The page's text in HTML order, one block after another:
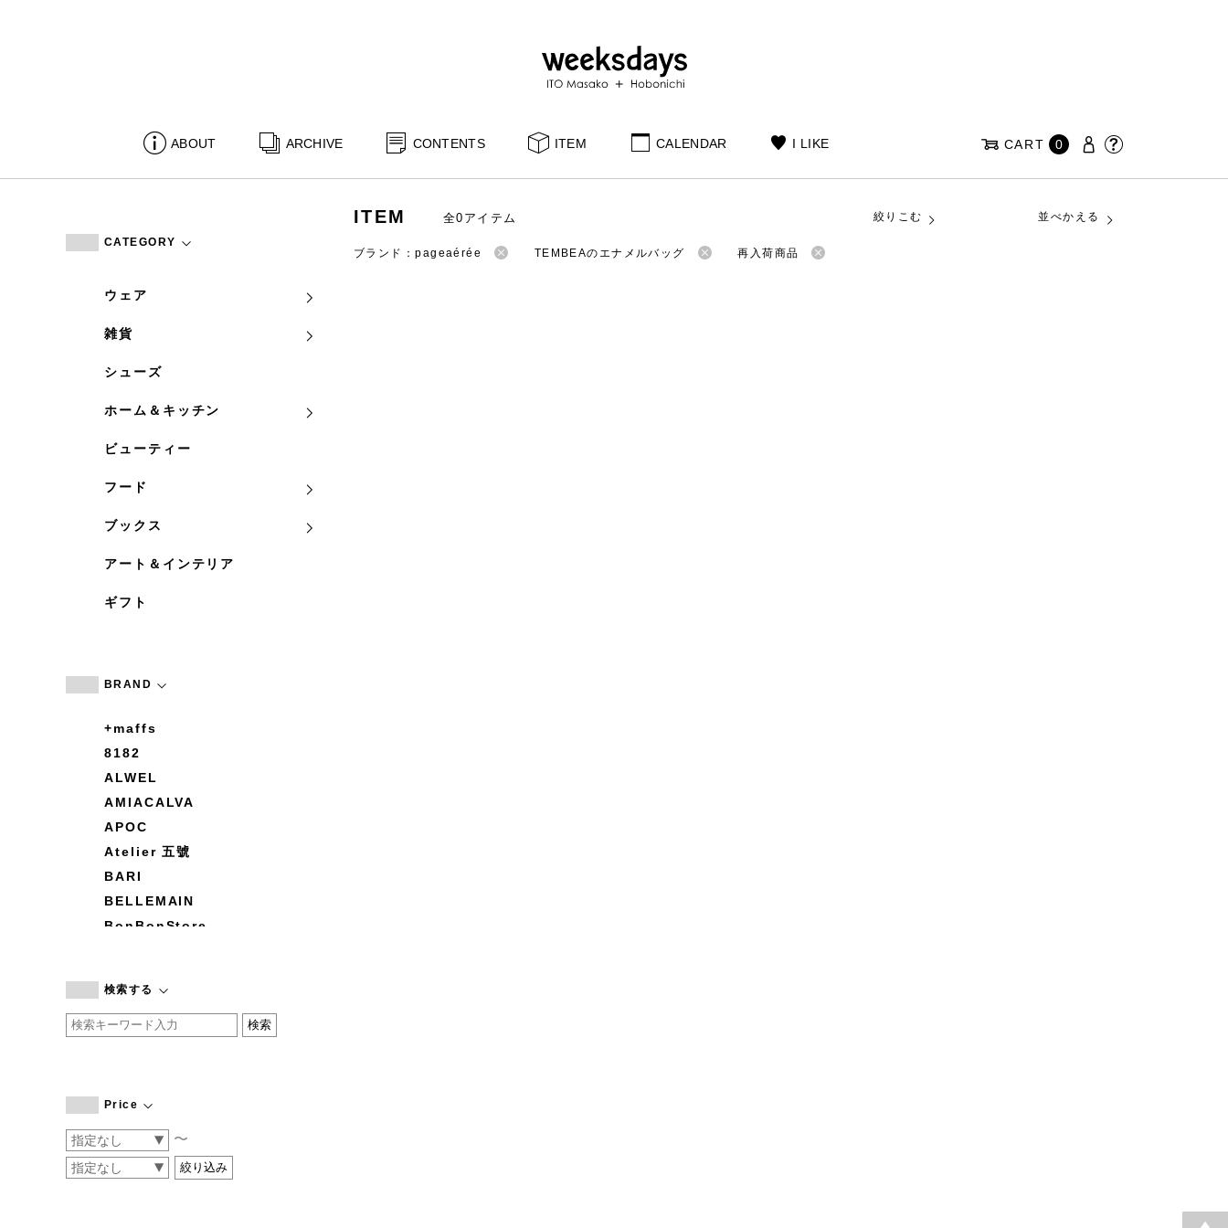
ABOUT ARCHIVE CONTENTS ITEM CALENDAR I LIKE CART 0
CATEGORY
ウェア
雑貨
シューズ
ホーム＆キッチン
ビューティー
フード
ブックス
アート＆インテリア
ギフト
BRAND
+maffs
8182
ALWEL
AMIACALVA
APOC
Atelier 五號
BARI
BELLEMAIN
BonBonStore
by basics
CATWORTH
COGTHEBIGSMOKE
CONVERSE
DEAN & DELUCA
検索する
Price
〜
ITEM 全0アイテム 絞りこむ 並べかえる
ブランド：pageaérée TEMBEAのエナメルバッグ 再入荷商品